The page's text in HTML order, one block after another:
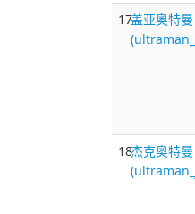
17盖亚奥特曼
18杰克奥特曼